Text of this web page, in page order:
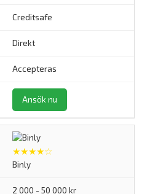
Creditsafe
Direkt
Accepteras
Ansök nu
★★★★☆
Binly
2 000 - 50 000 kr